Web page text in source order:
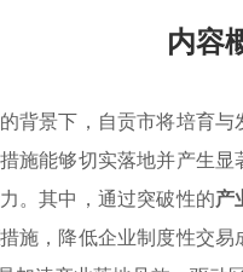
内容
背景下，自贡市将培育与
施能够切实落地并产生
。其中，通过突破性的产
措施，降低企业制度性交